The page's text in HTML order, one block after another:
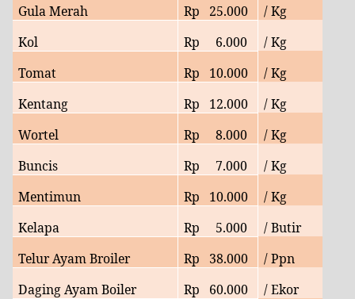
Gula Merah
Rp 25.000
/ Kg
Kol
Rp 6.000
/ Kg
Tomat
Rp 10.000
/ Kg
Kentang
Rp 12.000
/ Kg
Wortel
Rp 8.000
/ Kg
Buncis
Rp 7.000
/ Kg
Mentimun
Rp 10.000
/ Kg
Kelapa
Rp 5.000
/ Butir
Telur Ayam Broiler
Rp 38.000
/ Ppn
Daging Ayam Boiler
Rp 60.000
/ Ekor